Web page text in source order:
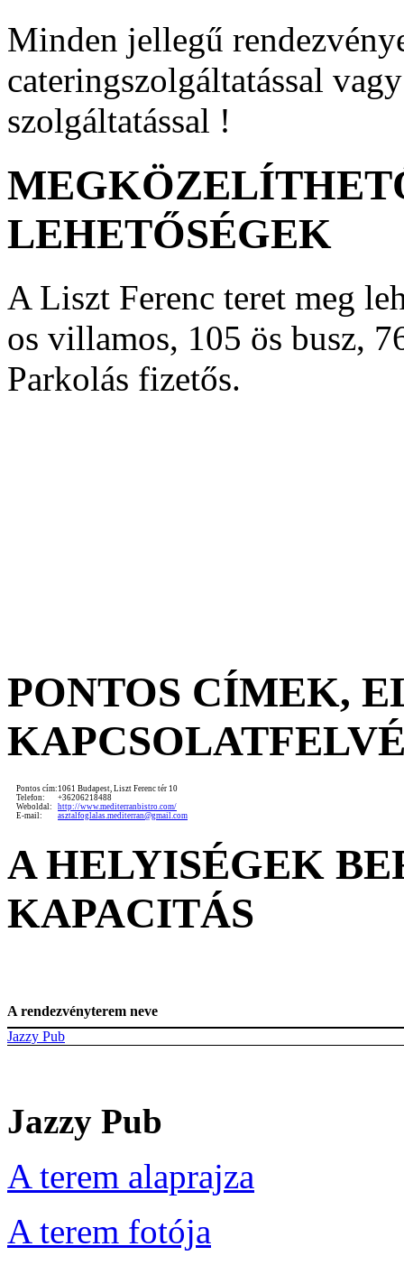
Minden jellegű
cateringszolgáltatással
szolgáltatással !
LEHETŐSÉGEK
A Liszt Ferenc teret meg
os villamos, 105 ös busz,
Parkolás fizetős.
PONTOS CÍMEK,
Pontos cím: 1061 Budapest, Liszt Ferenc tér 10
Telefon:
+36206218488
Weboldal:
http://www.mediterranbistro.com/
E-mail:
asztalfoglalas.mediterran@gmail.com
A HELYISÉGEK
KAPACITÁS
A rendezvényterem neve
Jazzy Pub
Jazzy Pub
A terem alaprajza
A terem fotója